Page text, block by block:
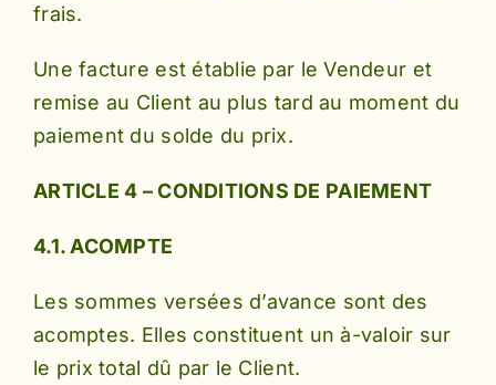
frais.
Une facture est établie par le Vendeur et
remise au Client au plus tard au moment du
paiement du solde du prix.
ARTICLE 4 – CONDITIONS DE PAIEMENT
4.1. ACOMPTE
Les sommes versées d’avance sont des
acomptes. Elles constituent un à-valoir sur
le prix total dû par le Client.